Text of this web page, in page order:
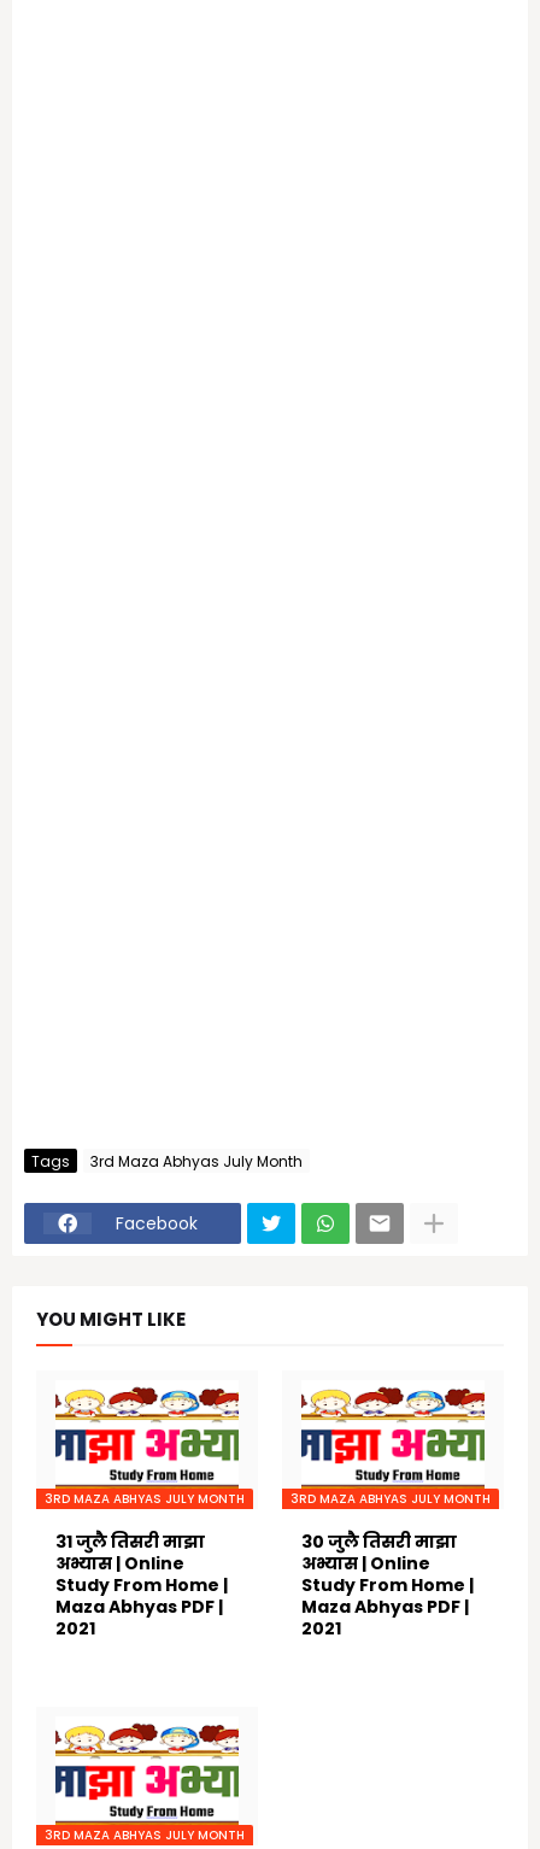
Tags 3rd Maza Abhyas July Month
Facebook
YOU MIGHT LIKE
3RD MAZA ABHYAS JULY MONTH
31 जुलै तिसरी माझा
अभ्यास | Online
Study From Home |
Maza Abhyas PDF |
2021
3RD MAZA ABHYAS JULY MONTH
30 जुलै तिसरी माझा
अभ्यास | Online
Study From Home |
Maza Abhyas PDF |
2021
3RD MAZA ABHYAS JULY MONTH